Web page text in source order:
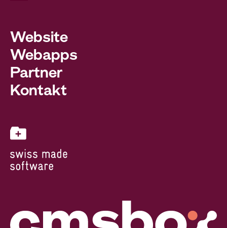
Website
Webapps
Partner
Kontakt